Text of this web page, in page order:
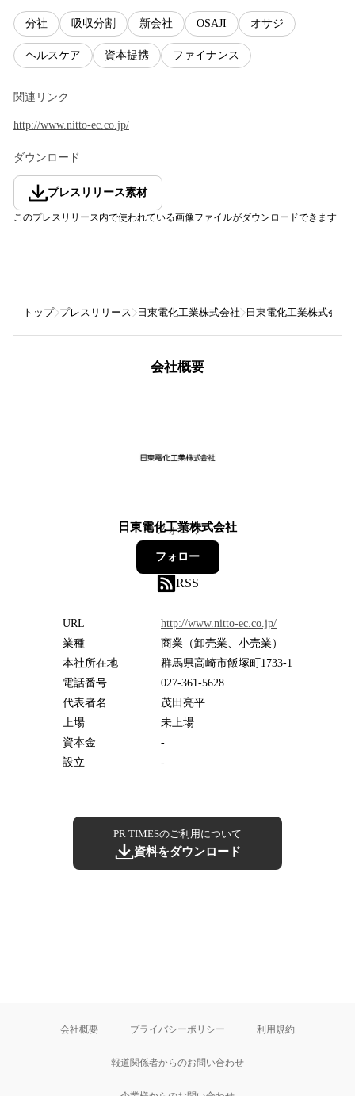
分社 吸収分割 新会社 OSAJI オサジ
ヘルスケア 資本提携 ファイナンス
関連リンク
http://www.nitto-ec.co.jp/
ダウンロード
プレスリリース素材
このプレスリリース内で使われている画像ファイルがダウンロードできます
トップ プレスリリース 日東電化工業株式会社 日東電化工業株式会社
会社概要
日東電化工業株式会社
19フォロワー
フォロー
RSS
URL
http://www.nitto-ec.co.jp/
業種
商業（卸売業、小売業）
本社所在地
群馬県高崎市飯塚町1733-1
電話番号
027-361-5628
代表者名
茂田亮平
上場
未上場
資本金
-
設立
-
PR TIMESのご利用について
資料をダウンロード
会社概要 プライバシーポリシー 利用規約
報道関係者からのお問い合わせ